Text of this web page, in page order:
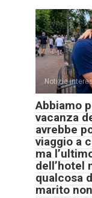
Notizie
Abbiamo
vacanza
avrebbe
viaggio a
ma
dell’hotel
qualcosa
marito